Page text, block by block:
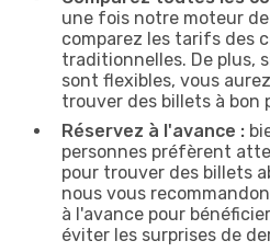
une fois notre moteur
comparez les tarifs des
traditionnelles. De plus,
sont flexibles, vous
trouver des billets à bon
Réservez à l'avance :
personnes préfèrent
pour trouver des billets
nous vous
à l'avance pour
éviter les surprises de